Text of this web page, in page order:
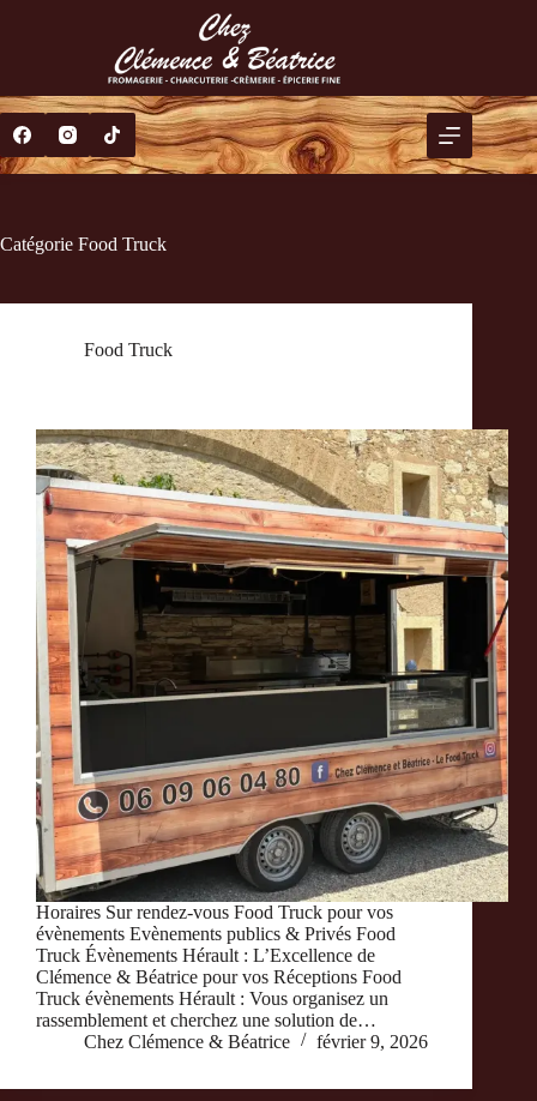
Catégorie Food Truck
Food Truck
Horaires Sur rendez-vous Food Truck pour vos
évènements Evènements publics & Privés Food
Truck Évènements Hérault : L’Excellence de
Clémence & Béatrice pour vos Réceptions Food
Truck évènements Hérault : Vous organisez un
rassemblement et cherchez une solution de…
Chez Clémence & Béatrice
février 9, 2026